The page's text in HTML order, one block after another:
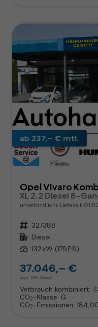
ab 237,– € mtl.
Opel Vivaro
XL 2.2 Diesel 8-
unverbindliche Lieferzeit:
Fahrzeugnr. 327388
Kraftstoff Diesel
Leistung 132 kW (179 PS)
37.046,– €
incl. 19% MwSt.
Verbrauch kombiniert:
CO2-Klasse: G
CO2-Emissionen: